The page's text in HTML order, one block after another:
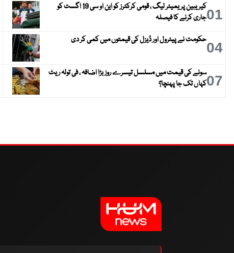
01
کیریبین پریمیئر لیگ ، قومی کرکٹرز کو این او سی 19 اگست کو
جاری کرنے کا فیصلہ
04حکومت نے پیٹرول اور ڈیزل کی قیمتوں میں کمی کر دی
07سونے کی قیمت میں مسلسل تیسرے روز بڑا اضافہ ، فی تولہ ریٹ
کہاں تک جا پہنچا؟